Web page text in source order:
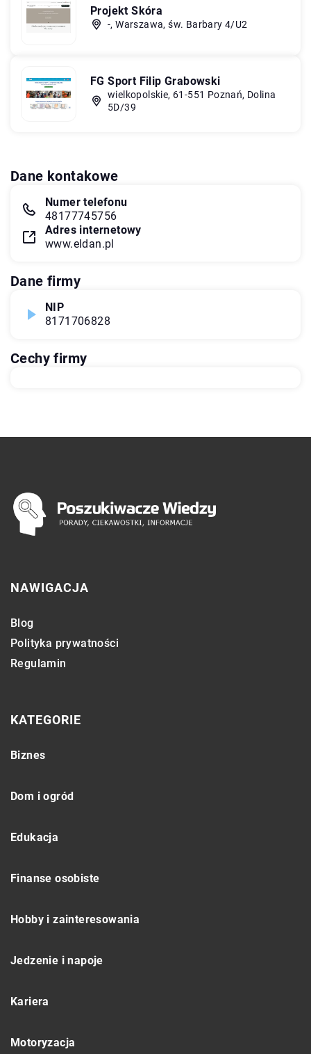
Projekt Skóra
-, Warszawa, św. Barbary 4/U2
FG Sport Filip Grabowski
wielkopolskie, 61-551 Poznań, Dolina
5D/39
Dane kontakowe
Numer telefonu
48177745756
Adres internetowy
www.eldan.pl
Dane firmy
NIP
8171706828
Cechy firmy
NAWIGACJA
Blog
Polityka prywatności
Regulamin
KATEGORIE
Biznes
Dom i ogród
Edukacja
Finanse osobiste
Hobby i zainteresowania
Jedzenie i napoje
Kariera
Motoryzacja